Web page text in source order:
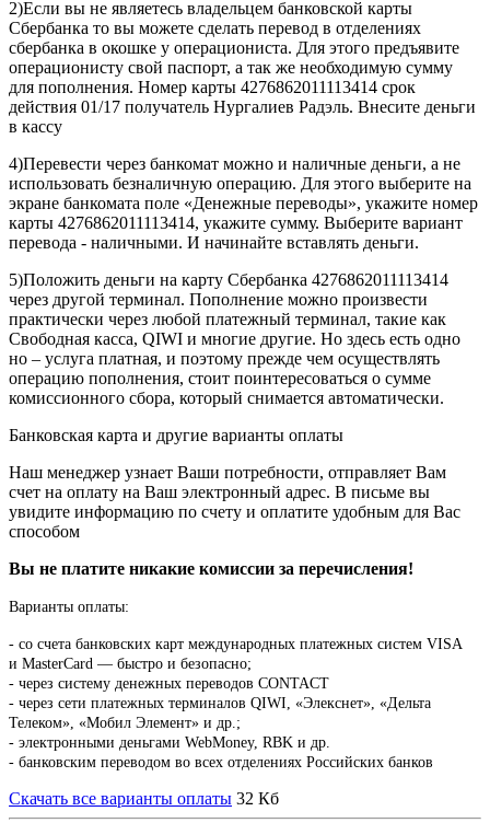
2)Если вы не являетесь владельцем банковской карты
Сбербанка то вы можете сделать перевод в отделениях
сбербанка в окошке у операциониста. Для этого предъявите
операционисту свой паспорт, а так же необходимую сумму
для пополнения. Номер карты 4276862011113414 срок
действия 01/17 получатель Нургалиев Радэль. Внесите деньги
в кассу
4)Перевести через банкомат можно и наличные деньги, а не
использовать безналичную операцию. Для этого выберите на
экране банкомата поле «Денежные переводы», укажите номер
карты 4276862011113414, укажите сумму. Выберите вариант
перевода - наличными. И начинайте вставлять деньги.
5)Положить деньги на карту Сбербанка 4276862011113414
через другой терминал. Пополнение можно произвести
практически через любой платежный терминал, такие как
Свободная касса, QIWI и многие другие. Но здесь есть одно
но – услуга платная, и поэтому прежде чем осуществлять
операцию пополнения, стоит поинтересоваться о сумме
комиссионного сбора, который снимается автоматически.
Банковская карта и другие варианты оплаты
Наш менеджер узнает Ваши потребности, отправляет Вам
счет на оплату на Ваш электронный адрес. В письме вы
увидите информацию по счету и оплатите удобным для Вас
способом
Вы не платите никакие комиссии за перечисления!
Варианты оплаты:
- со счета банковских карт международных платежных систем VISA
и MasterCard — быстро и безопасно;
- через систему денежных переводов CONTACT
- через сети платежных терминалов QIWI, «Элекснет», «Дельта
Телеком», «Мобил Элемент» и др.;
- электронными деньгами WebMoney, RBK и др.
- банковским переводом во всех отделениях Российских банков
Скачать все варианты оплаты 32 Кб